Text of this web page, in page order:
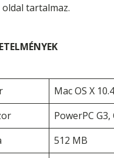
oldal tartalmaz.
Mac OS X
PowerPC
512 MB